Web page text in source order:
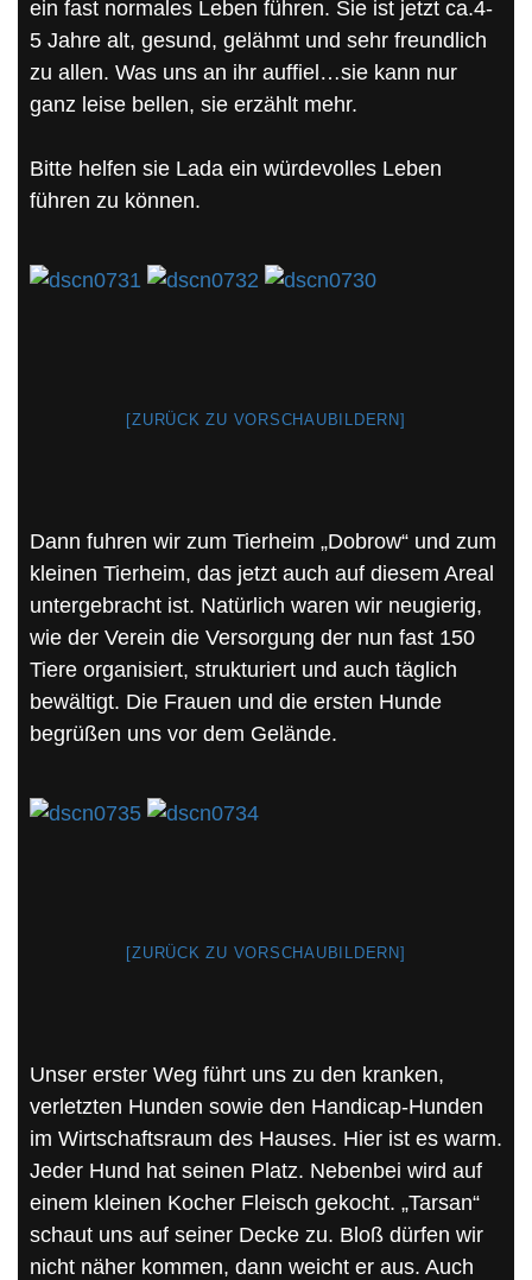
ein fast normales Leben führen. Sie ist jetzt ca.4-
5 Jahre alt, gesund, gelähmt und sehr freundlich
zu allen. Was uns an ihr auffiel…sie kann nur
ganz leise bellen, sie erzählt mehr.
Bitte helfen sie Lada ein würdevolles Leben
führen zu können.
[ZURÜCK ZU VORSCHAUBILDERN]
Dann fuhren wir zum Tierheim „Dobrow“ und zum
kleinen Tierheim, das jetzt auch auf diesem Areal
untergebracht ist. Natürlich waren wir neugierig,
wie der Verein die Versorgung der nun fast 150
Tiere organisiert, strukturiert und auch täglich
bewältigt. Die Frauen und die ersten Hunde
begrüßen uns vor dem Gelände.
[ZURÜCK ZU VORSCHAUBILDERN]
Unser erster Weg führt uns zu den kranken,
verletzten Hunden sowie den Handicap-Hunden
im Wirtschaftsraum des Hauses. Hier ist es warm.
Jeder Hund hat seinen Platz. Nebenbei wird auf
einem kleinen Kocher Fleisch gekocht. „Tarsan“
schaut uns auf seiner Decke zu. Bloß dürfen wir
nicht näher kommen, dann weicht er aus. Auch